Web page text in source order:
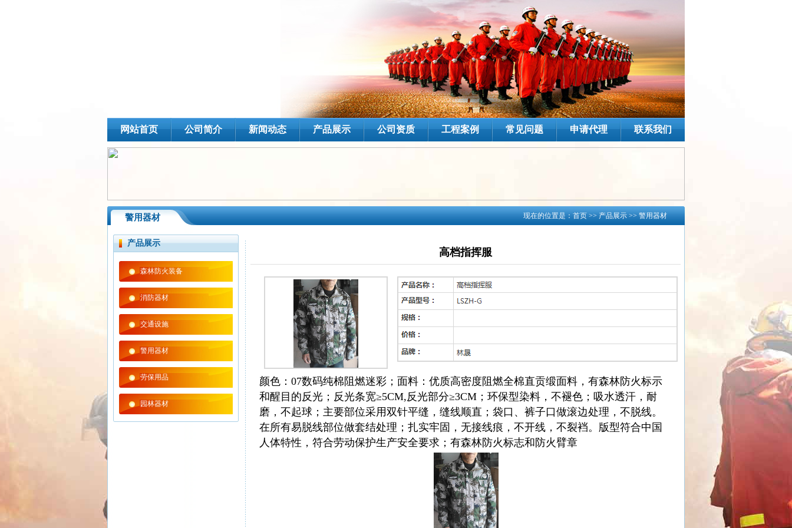
网站首页 公司简介 新闻动态 产品展示 公司资质 工程案例 常见问题 申请代理 联系我们
警用器材 现在的位置是： 首页 >> 产品展示 >> 警用器材
产品展示
森林防火装备
消防器材
交通设施
警用器材
劳保用品
园林器材
高档指挥服
颜色：07数码纯棉阻燃迷彩；面料：优质高密度阻燃全棉直贡缎面料，有森林防火标示
和醒目的反光；反光条宽≥5CM,反光部分≥3CM；环保型染料，不褪色；吸水透汗，耐
磨，不起球；主要部位采用双针平缝，缝线顺直；袋口、裤子口做滚边处理，不脱线。
在所有易脱线部位做套结处理；扎实牢固，无接线痕，不开线，不裂裆。版型符合中国
人体特性，符合劳动保护生产安全要求；有森林防火标志和防火臂章